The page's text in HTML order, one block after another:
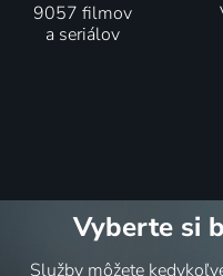
9057 filmov
a seriálov
Vyberte si
Služby môžete